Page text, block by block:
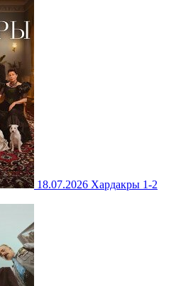
18.07.2026 Хардакры 1-2